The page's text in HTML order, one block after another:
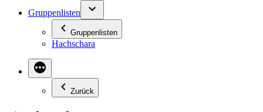
Gruppenlisten
Gruppenlisten
Hachschara
Zurück